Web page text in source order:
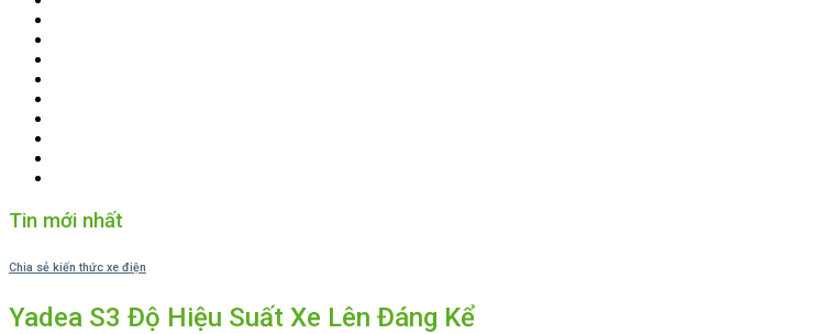
Tin mới nhất
Chia sẻ kiến thức xe điện
Yadea S3 Độ Hiệu Suất Xe Lên Đáng Kể